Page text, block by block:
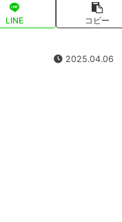
LINE コピー
2025.04.06